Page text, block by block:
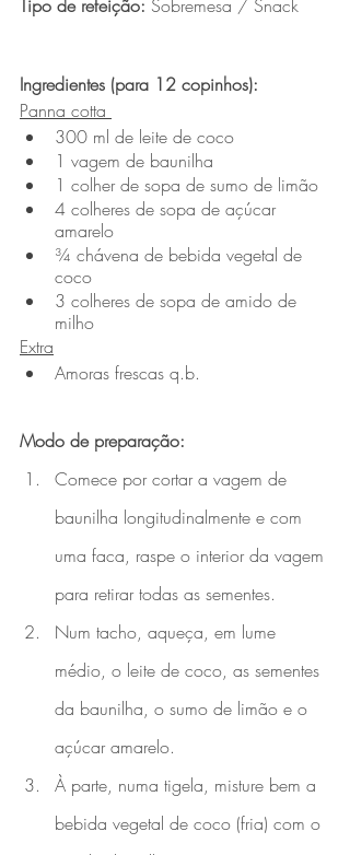
Tipo de refeição: Sobremesa / Snack
Ingredientes (para 12 copinhos):
Panna cotta
300 ml de leite de coco
1 vagem de baunilha
1 colher de sopa de sumo de limão
4 colheres de sopa de açúcar
amarelo
¾ chávena de bebida vegetal de
coco
3 colheres de sopa de amido de
milho
Extra
Amoras frescas q.b.
Modo de preparação:
Comece por cortar a vagem de
baunilha longitudinalmente e com
uma faca, raspe o interior da vagem
para retirar todas as sementes.
Num tacho, aqueça, em lume
médio, o leite de coco, as sementes
da baunilha, o sumo de limão e o
açúcar amarelo.
À parte, numa tigela, misture bem a
bebida vegetal de coco (fria) com o